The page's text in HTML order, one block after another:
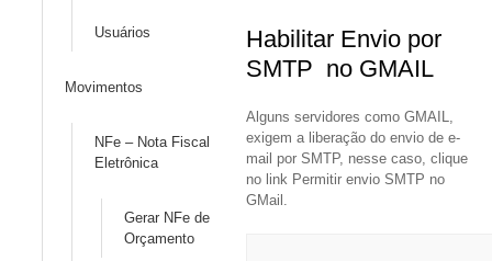
Usuários
Movimentos
NFe – Nota Fiscal
Eletrônica
Gerar NFe de
Orçamento
Habilitar Envio por
SMTP no GMAIL
Alguns servidores como GMAIL,
exigem a liberação do envio de e-
mail por SMTP, nesse caso, clique
no link Permitir envio SMTP no
GMail.